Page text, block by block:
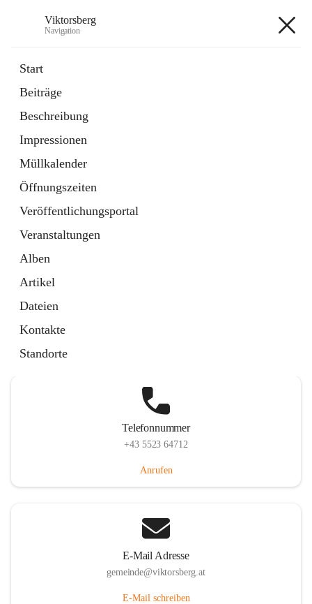
Viktorsberg
Navigation
Start
Beiträge
Beschreibung
Impressionen
Müllkalender
Öffnungszeiten
Veröffentlichungsportal
Veranstaltungen
Alben
Artikel
Dateien
Kontakte
Standorte
1 Schnellzugriff
Bürgerservice
10 Schnellzugriffe
Telefonnummer
+43 5523 64712
Anrufen
E-Mail Adresse
gemeinde@viktorsberg.at
E-Mail schreiben